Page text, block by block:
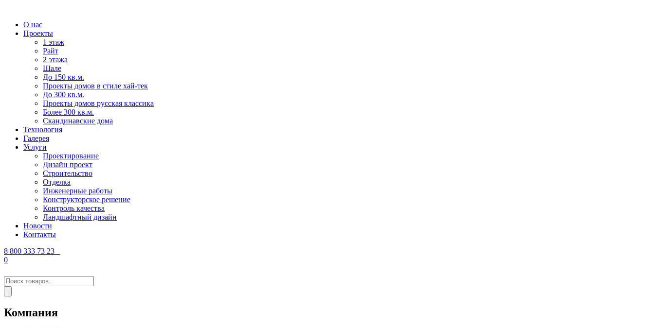
О нас
Проекты
1 этаж
Райт
2 этажа
Шале
До 150 кв.м.
Проекты домов в стиле хай-тек
До 300 кв.м.
Проекты домов русская классика
Более 300 кв.м.
Скандинавские дома
Технология
Галерея
Услуги
Проектирование
Дизайн проект
Строительство
Отделка
Инженерные работы
Конструкторское решение
Контроль качества
Ландшафтный дизайн
Новости
Контакты
8 800 333 73 23
0
Поиск
товаров
Компания